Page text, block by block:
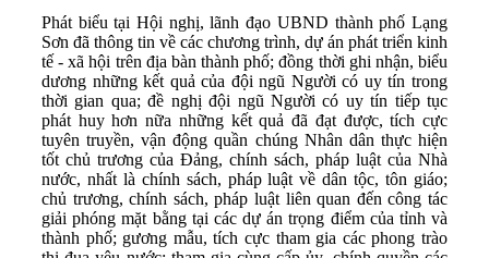
Phát biểu tại Hội nghị, lãnh đạo UBND thành phố Lạng
Sơn đã thông tin về các chương trình, dự án phát triển kinh
tế - xã hội trên địa bàn thành phố; đồng thời ghi nhận, biểu
dương những kết quả của đội ngũ Người có uy tín trong
thời gian qua; đề nghị đội ngũ Người có uy tín tiếp tục
phát huy hơn nữa những kết quả đã đạt được, tích cực
tuyên truyền, vận động quần chúng Nhân dân thực hiện
tốt chủ trương của Đảng, chính sách, pháp luật của Nhà
nước, nhất là chính sách, pháp luật về dân tộc, tôn giáo;
chủ trương, chính sách, pháp luật liên quan đến công tác
giải phóng mặt bằng tại các dự án trọng điểm của tỉnh và
thành phố; gương mẫu, tích cực tham gia các phong trào